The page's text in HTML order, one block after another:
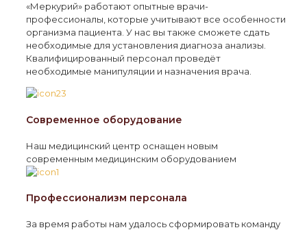
«Меркурий» работают опытные врачи-
профессионалы, которые учитывают все особенности
организма пациента. У нас вы также сможете сдать
необходимые для установления диагноза анализы.
Квалифицированный персонал проведёт
необходимые манипуляции и назначения врача.
Современное оборудование
Наш медицинский центр оснащен новым
современным медицинским оборудованием
Профессионализм персонала
За время работы нам удалось сформировать команду